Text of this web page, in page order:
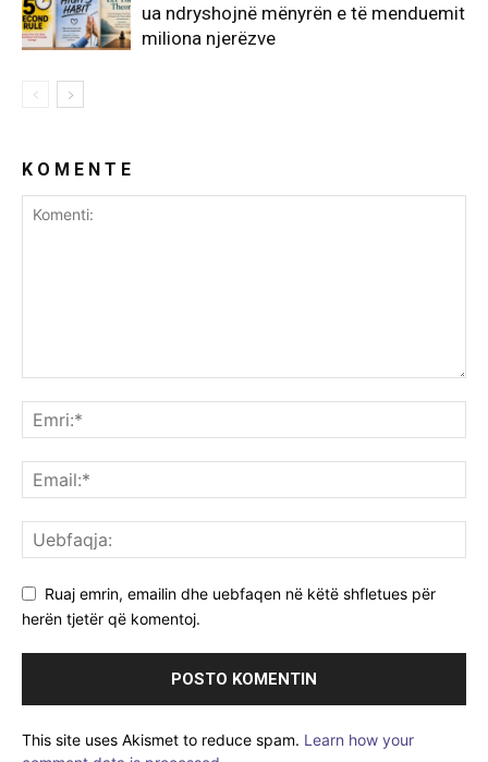
ua ndryshojnë mënyrën e të menduemit
miliona njerëzve
K O M E N T E
Ruaj emrin, emailin dhe uebfaqen në këtë shfletues për
herën tjetër që komentoj.
This site uses Akismet to reduce spam. Learn how your